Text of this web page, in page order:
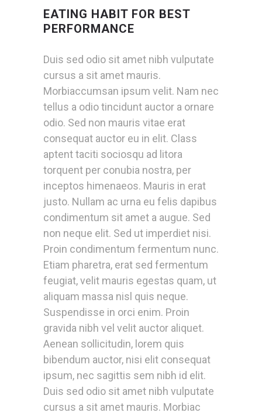
EATING HABIT FOR BEST
PERFORMANCE
Duis sed odio sit amet nibh vulputate
cursus a sit amet mauris.
Morbiaccumsan ipsum velit. Nam nec
tellus a odio tincidunt auctor a ornare
odio. Sed non mauris vitae erat
consequat auctor eu in elit. Class
aptent taciti sociosqu ad litora
torquent per conubia nostra, per
inceptos himenaeos. Mauris in erat
justo. Nullam ac urna eu felis dapibus
condimentum sit amet a augue. Sed
non neque elit. Sed ut imperdiet nisi.
Proin condimentum fermentum nunc.
Etiam pharetra, erat sed fermentum
feugiat, velit mauris egestas quam, ut
aliquam massa nisl quis neque.
Suspendisse in orci enim. Proin
gravida nibh vel velit auctor aliquet.
Aenean sollicitudin, lorem quis
bibendum auctor, nisi elit consequat
ipsum, nec sagittis sem nibh id elit.
Duis sed odio sit amet nibh vulputate
cursus a sit amet mauris. Morbiac